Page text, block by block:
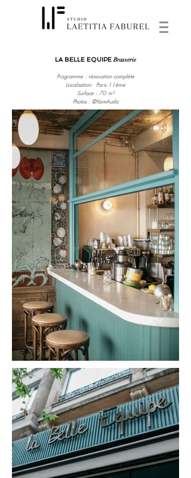
LA BELLE EQUIPE Brasserie
Programme : rénovation complète
Localisation: Paris 11ème
Surface : 70 m²
Photos : ©YannAudic